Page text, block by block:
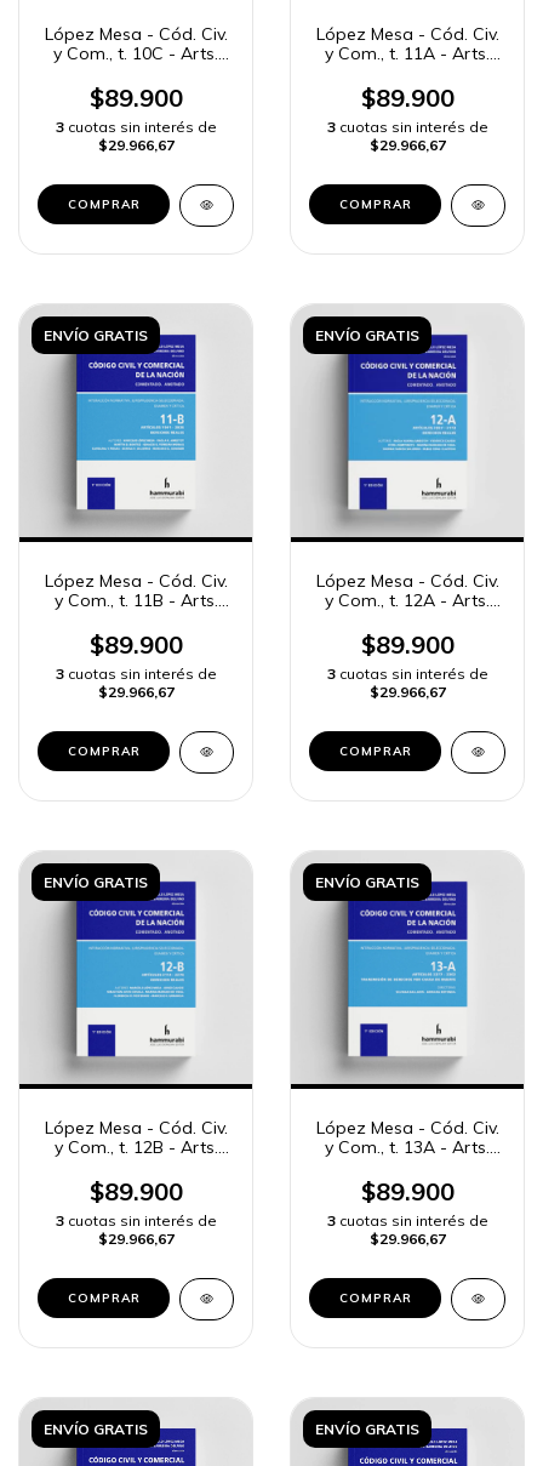
López Mesa - Cód. Civ.
y Com., t. 10C - Arts.
$89.900
3 cuotas sin interés de
$29.966,67
COMPRAR
López Mesa - Cód. Civ.
y Com., t. 11A - Arts.
$89.900
3 cuotas sin interés de
$29.966,67
COMPRAR
ENVÍO GRATIS
López Mesa - Cód. Civ.
y Com., t. 11B - Arts.
$89.900
3 cuotas sin interés de
$29.966,67
COMPRAR
ENVÍO GRATIS
López Mesa - Cód. Civ.
y Com., t. 12A - Arts.
$89.900
3 cuotas sin interés de
$29.966,67
COMPRAR
ENVÍO GRATIS
López Mesa - Cód. Civ.
y Com., t. 12B - Arts.
$89.900
3 cuotas sin interés de
$29.966,67
COMPRAR
ENVÍO GRATIS
López Mesa - Cód. Civ.
y Com., t. 13A - Arts.
$89.900
3 cuotas sin interés de
$29.966,67
COMPRAR
ENVÍO GRATIS ENVÍO GRATIS